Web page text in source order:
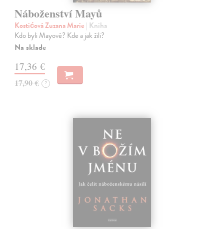
Náboženství Mayů
Kostićová Zuzana Marie | Kniha
Kdo byli Mayové? Kde a jak žili?
Na sklade
17,36 €
17,90 € ?